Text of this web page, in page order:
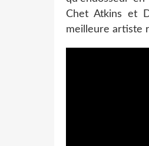
Chet Atkins et
meilleure artiste